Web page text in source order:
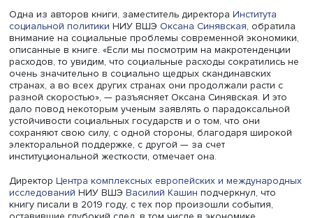
практически на противоположную, — объясняет
Сейчас же, когда в развитых экономиках поднимаются
процентные ставки, они опять притягивают к себе
мы наблюдаем примерно то же, что было раньше».